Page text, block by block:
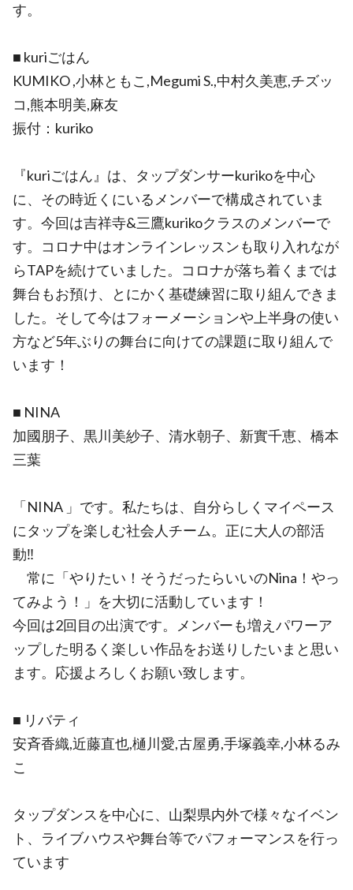
す。
■ kuriごはん
KUMIKO ,小林ともこ,Megumi S.,中村久美恵,チズッ
コ,熊本明美,麻友
振付：kuriko
『kuriごはん』は、タップダンサーkurikoを中心
に、その時近くにいるメンバーで構成されていま
す。今回は吉祥寺&三鷹kurikoクラスのメンバーで
す。コロナ中はオンラインレッスンも取り入れなが
らTAPを続けていました。コロナが落ち着くまでは
舞台もお預け、とにかく基礎練習に取り組んできま
した。そして今はフォーメーションや上半身の使い
方など5年ぶりの舞台に向けての課題に取り組んで
います！
■ NINA
加國朋子、黒川美紗子、清水朝子、新實千恵、橋本
三葉
「NINA 」です。私たちは、自分らしくマイペース
にタップを楽しむ社会人チーム。正に大人の部活
動‼️
常に「やりたい！そうだったらいいのNina！やっ
てみよう！」を大切に活動しています！
今回は2回目の出演です。メンバーも増えパワーア
ップした明るく楽しい作品をお送りしたいまと思い
ます。応援よろしくお願い致します。
■ リバティ
安斉香織,近藤直也,樋川愛,古屋勇,手塚義幸,小林るみ
こ
タップダンスを中心に、山梨県内外で様々なイベン
ト、ライブハウスや舞台等でパフォーマンスを行っ
ています